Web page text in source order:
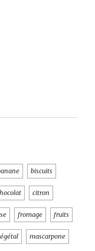
biscuits
citron
fromage fruits
mascarpone